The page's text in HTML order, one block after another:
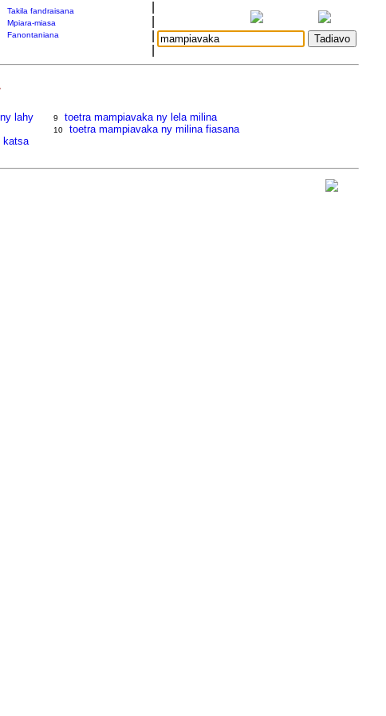
Takila fandraisana
Mpiara-miasa
Fanontaniana
lahy
katsa
9 toetra mampiavaka ny lela milina
10 toetra mampiavaka ny milina fiasana